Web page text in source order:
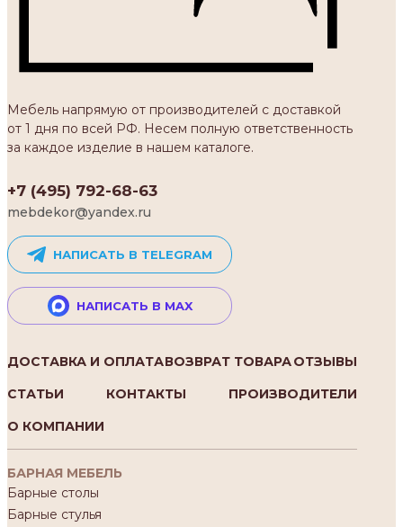
Мебель напрямую от производителей с доставкой
от 1 дня по всей РФ. Несем полную ответственность
за каждое изделие в нашем каталоге.
+7 (495) 792-68-63
mebdekor@yandex.ru
НАПИСАТЬ В TELEGRAM
НАПИСАТЬ В MAX
ДОСТАВКА И ОПЛАТАВОЗВРАТ ТОВАРАОТЗЫВЫ
СТАТЬИ
КОНТАКТЫ
ПРОИЗВОДИТЕЛИ
О КОМПАНИИ
БАРНАЯ МЕБЕЛЬ
Барные столы
Барные стулья